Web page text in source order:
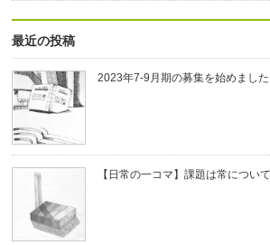
最近の投稿
2023年7-9月期の募集を始めました
【日常の一コマ】課題は常につい